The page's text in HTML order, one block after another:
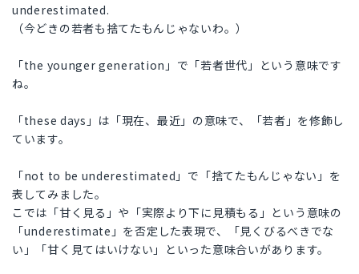
underestimated.
（今どきの若者も捨てたもんじゃないわ。）
「the younger generation」で「若者世代」という意味です
ね。
「these days」は「現在、最近」の意味で、「若者」を修飾し
ています。
「not to be underestimated」で「捨てたもんじゃない」を
表してみました。
こでは「甘く見る」や「実際より下に見積もる」という意味の
「underestimate」を否定した表現で、「見くびるべきでな
い」「甘く見てはいけない」といった意味合いがあります。